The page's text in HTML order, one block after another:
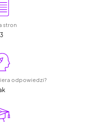
stron
odpowiedzi?